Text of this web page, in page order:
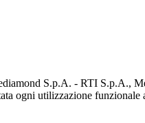
S.p.A. - RTI S.p.A.,
ogni utilizzazione funzionale